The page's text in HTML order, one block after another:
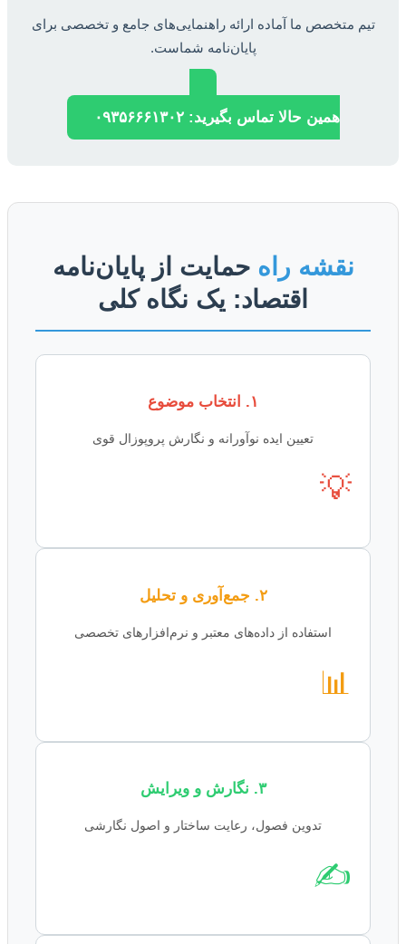
تیم متخصص ما آماده ارائه راهنمایی‌های جامع و تخصصی برای
پایان‌نامه شماست.
همین حالا تماس بگیرید: ۰۹۳۵۶۶۶۱۳۰۲
نقشه راهحمایت از پایان‌نامه
اقتصاد: یک نگاه کلی
تعیین ایده نوآورانه و نگارش پروپوزال قوی
💡
استفاده از داده‌های معتبر و نرم‌افزارهای تخصصی
تدوین فصول، رعایت ساختار و اصول نگارشی
✍️